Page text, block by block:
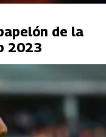
de la
2023